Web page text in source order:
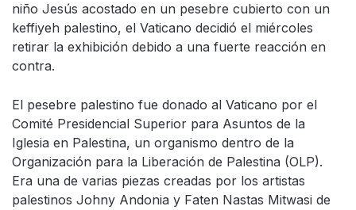
niño Jesús acostado en un pesebre cubierto con un
keffiyeh palestino, el Vaticano decidió el miércoles
retirar la exhibición debido a una fuerte reacción en
contra.
El pesebre palestino fue donado al Vaticano por el
Comité Presidencial Superior para Asuntos de la
Iglesia en Palestina, un organismo dentro de la
Organización para la Liberación de Palestina (OLP).
Era una de varias piezas creadas por los artistas
palestinos Johny Andonia y Faten Nastas Mitwasi de